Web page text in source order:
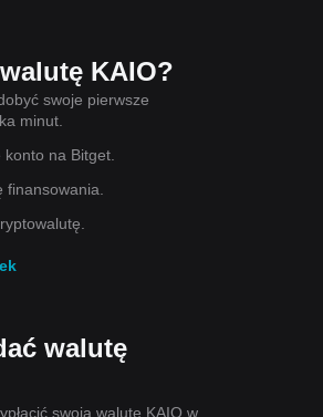
KAIO?
swoje pierwsze
minut.
konto na Bitget.
walutę
swoją walutę KAIO w